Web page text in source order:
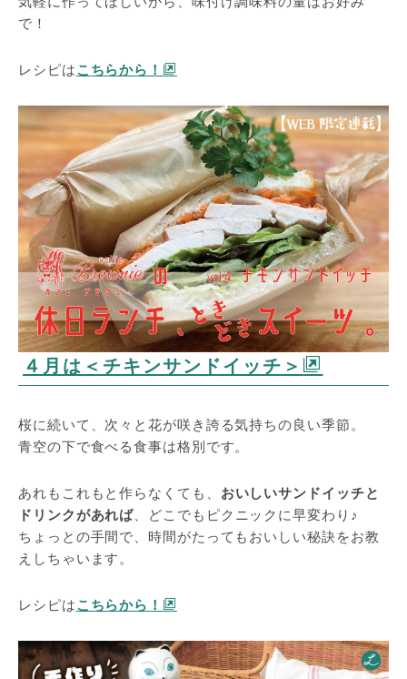
で！
レシピはこちらから！
４月は＜チキンサンドイッチ＞
桜に続いて、次々と花が咲き誇る気持ちの良い季節。
青空の下で食べる食事は格別です。
あれもこれもと作らなくても、 おいしいサンドイッチと
ドリンクがあれば 、どこでもピクニックに早変わり♪
ちょっとの手間で、時間がたってもおいしい秘訣をお教
えしちゃいます。
レシピはこちらから！